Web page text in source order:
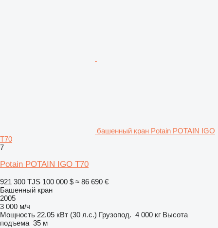
башенный кран Potain POTAIN IGO
T70
7
Potain POTAIN IGO T70
921 300 TJS 100 000 $ ≈ 86 690 €
Башенный кран
2005
3 000 м/ч
Мощность 22.05 кВт (30 л.с.) Грузопод. 4 000 кг Высота
подъема 35 м